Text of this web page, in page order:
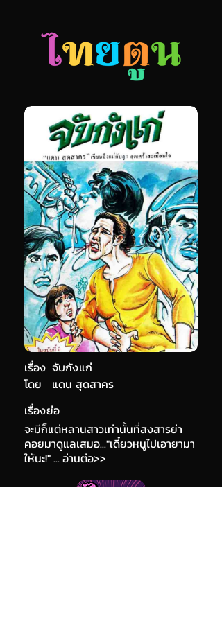
เรื่อง จับกังแก่
แดน สุดสาคร
โดย
เรื่องย่อ
จะมีก็แต่หลานสาวเท่านั้นที่สงสารย่า
คอยมาดูแลเสมอ..."เดี๋ยวหนูไปเอายามา
ให้นะ!" ... อ่านต่อ>>